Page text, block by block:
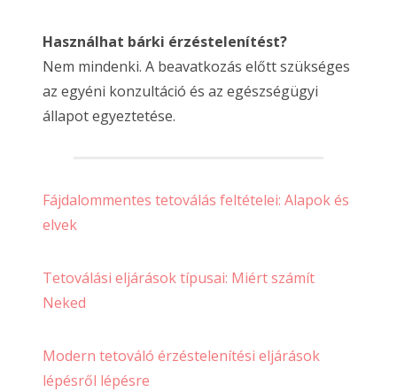
Használhat bárki érzéstelenítést?
Nem mindenki. A beavatkozás előtt szükséges
az egyéni konzultáció és az egészségügyi
állapot egyeztetése.
Fájdalommentes tetoválás feltételei: Alapok és
elvek
Tetoválási eljárások típusai: Miért számít
Neked
Modern tetováló érzéstelenítési eljárások
lépésről lépésre